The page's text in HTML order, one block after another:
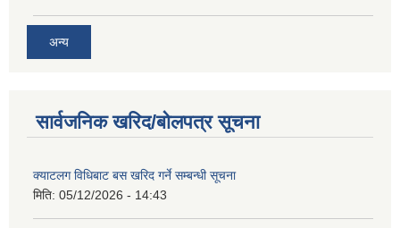
अन्य
सार्वजनिक खरिद/बोलपत्र सूचना
क्याटलग विधिबाट बस खरिद गर्ने सम्बन्धी सूचना
मिति: 05/12/2026 - 14:43